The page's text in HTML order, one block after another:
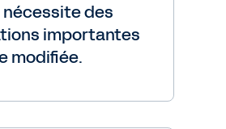
nécessite des
importantes
modifiée.